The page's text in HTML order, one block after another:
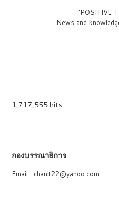
"POSITIVE
News and
1,717,555 hits
กองบรรณาธิการ
Email : chanit22@yahoo.com